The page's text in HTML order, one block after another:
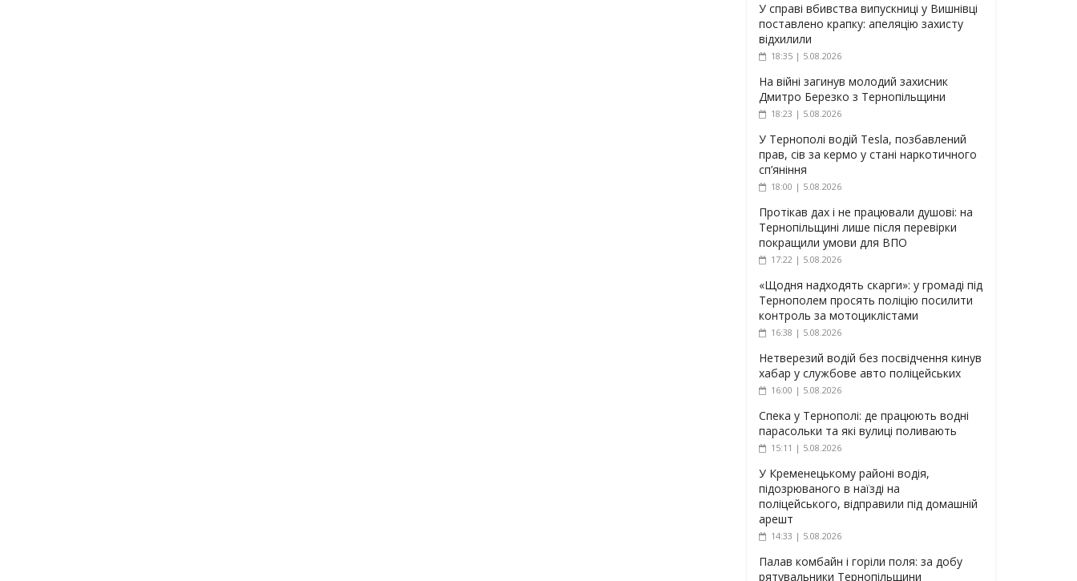
У справі вбивства випускниці у Вишнівці
поставлено крапку: апеляцію захисту
відхилили
18:35 | 5.08.2026
На війні загинув молодий захисник
Дмитро Березко з Тернопільщини
18:23 | 5.08.2026
У Тернополі водій Tesla, позбавлений
прав, сів за кермо у стані наркотичного
сп’яніння
18:00 | 5.08.2026
Протікав дах і не працювали душові: на
Тернопільщині лише після перевірки
покращили умови для ВПО
17:22 | 5.08.2026
«Щодня надходять скарги»: у громаді під
Тернополем просять поліцію посилити
контроль за мотоциклістами
16:38 | 5.08.2026
Нетверезий водій без посвідчення кинув
хабар у службове авто поліцейських
16:00 | 5.08.2026
Спека у Тернополі: де працюють водні
парасольки та які вулиці поливають
15:11 | 5.08.2026
У Кременецькому районі водія,
підозрюваного в наїзді на
поліцейського, відправили під домашній
арешт
14:33 | 5.08.2026
Палав комбайн і горіли поля: за добу
рятувальники Тернопільщини